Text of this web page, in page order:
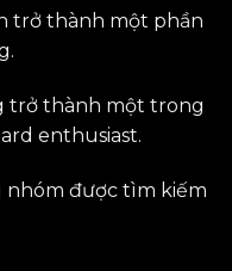
trở thành một phần
trở thành một trong
enthusiast.
nhóm được tìm kiếm